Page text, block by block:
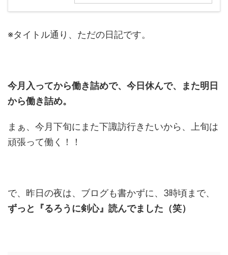
※タイトル通り、ただの日記です。
今月入ってから働き詰めで、今日休んで、また明日
から働き詰め。
まぁ、今月下旬にまた下諏訪行きたいから、上旬は
頑張って働く！！
で、昨日の夜は、ブログも書かずに、3時頃まで、
ずっと『るろうに剣心』読んでました（笑）